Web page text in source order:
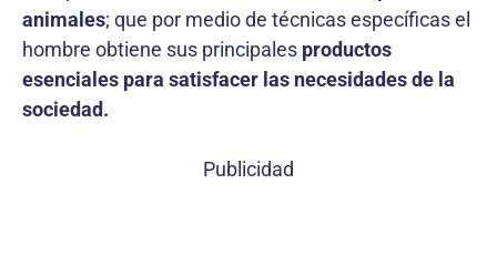
animales; que por medio de técnicas específicas el
hombre obtiene sus principales productos
esenciales para satisfacer las necesidades de la
sociedad.
Publicidad